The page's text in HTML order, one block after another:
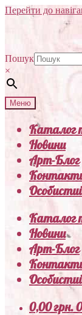
Перейти до
Пошук
×
Меню
Каталог
Новини
Арт-Блог
Каталог
Новини
Арт-Блог
0,00грн.